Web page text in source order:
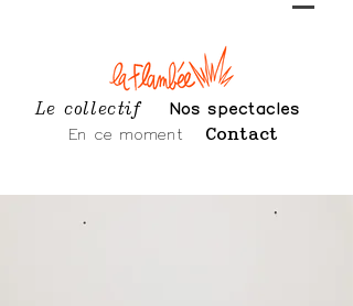
Le collectif
Nos spectacles
En ce moment
Contact